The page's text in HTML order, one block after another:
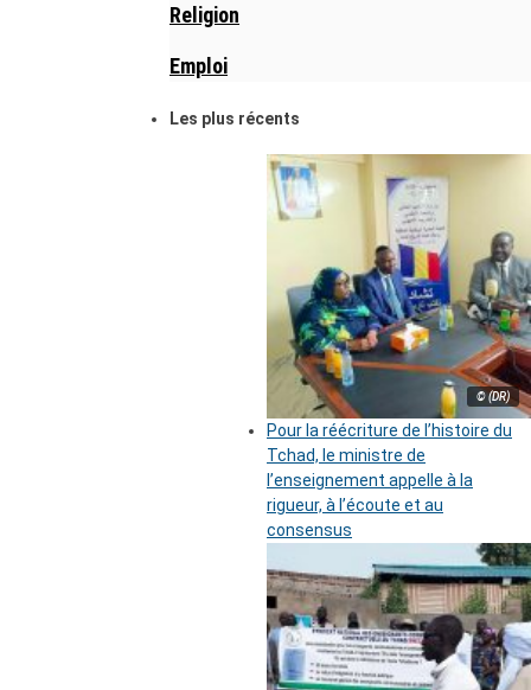
Religion
Emploi
Les plus récents
© (DR)
Pour la réécriture de l’histoire du
Tchad, le ministre de
l’enseignement appelle à la
rigueur, à l’écoute et au
consensus